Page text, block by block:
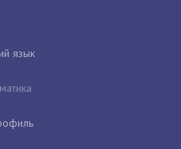
язык